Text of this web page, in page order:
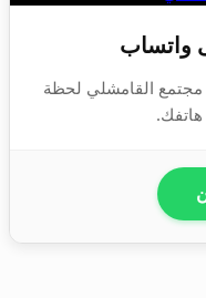
واتساب
مجتمع القامشلي لحظة